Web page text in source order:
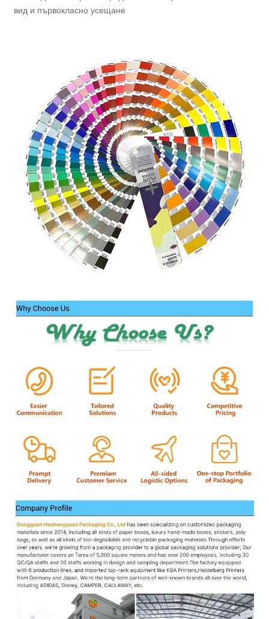
вид и първокласно усещане